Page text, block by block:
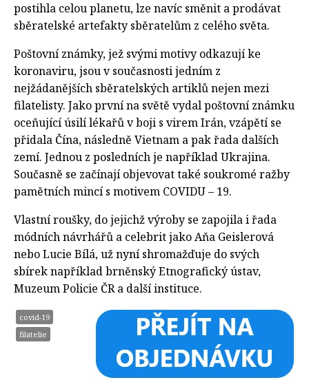
postihla celou planetu, lze navíc směnit a prodávat
sběratelské artefakty sběratelům z celého světa.
Poštovní známky, jež svými motivy odkazují ke
koronaviru, jsou v současnosti jedním z
nejžádanějších sběratelských artiklů nejen mezi
filatelisty. Jako první na světě vydal poštovní známku
oceňující úsilí lékařů v boji s virem Irán, vzápětí se
přidala Čína, následně Vietnam a pak řada dalších
zemí. Jednou z posledních je například Ukrajina.
Současně se začínají objevovat také soukromé ražby
pamětních mincí s motivem COVIDU – 19.
Vlastní roušky, do jejichž výroby se zapojila i řada
módních návrhářů a celebrit jako Aňa Geislerová
nebo Lucie Bílá, už nyní shromažďuje do svých
sbírek například brněnský Etnografický ústav,
Muzeum Policie ČR a další instituce.
covid-19
filatelie